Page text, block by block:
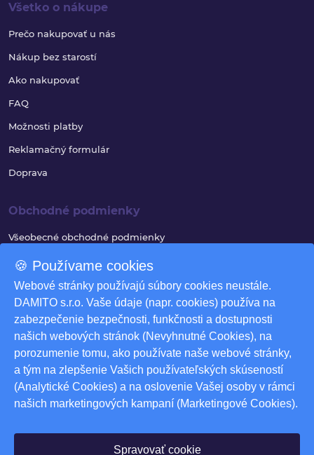
🍪 Používame cookies
Webové stránky používajú súbory cookies neustále.
DAMITO s.r.o. Vaše údaje (napr. cookies) používa na
zabezpečenie bezpečnosti, funkčnosti a dostupnosti
našich webových stránok (Nevyhnutné Cookies), na
porozumenie tomu, ako používate naše webové stránky,
a tým na zlepšenie Vašich používateľských skúseností
(Analytické Cookies) a na oslovenie Vašej osoby v rámci
našich marketingových kampaní (Marketingové Cookies).
Spravovať cookie
Všetko o nákupe
Prečo nakupovať u nás
Nákup bez starostí
Ako nakupovať
FAQ
Možnosti platby
Reklamačný formulár
Doprava
Obchodné podmienky
Všeobecné obchodné podmienky
Reklamačný poriadok
Ochrana osobných údajov
Využívanie súborov cookies
Odstúpenie od zmluvy
Odstúpenie od zmluvy - formulár
Nastavenia cookies